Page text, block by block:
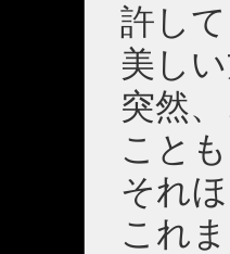
許し
美し
突然
ことも
それ
これ